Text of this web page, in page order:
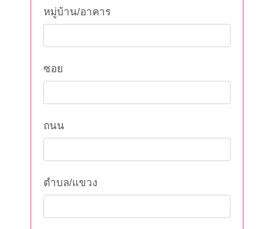
หมู่บ้าน/อาคาร
ซอย
ถนน
ตำบล/แขวง